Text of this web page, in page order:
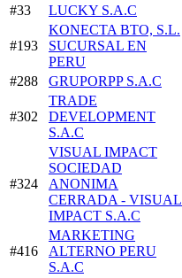
#33 LUCKY S.A.C
#193
KONECTA BTO, S.L.
SUCURSAL EN
PERU
#288 GRUPORPP S.A.C
#302
TRADE
DEVELOPMENT
S.A.C
#324
VISUAL IMPACT
SOCIEDAD
ANONIMA
CERRADA - VISUAL
IMPACT S.A.C
#416
MARKETING
ALTERNO PERU
S.A.C